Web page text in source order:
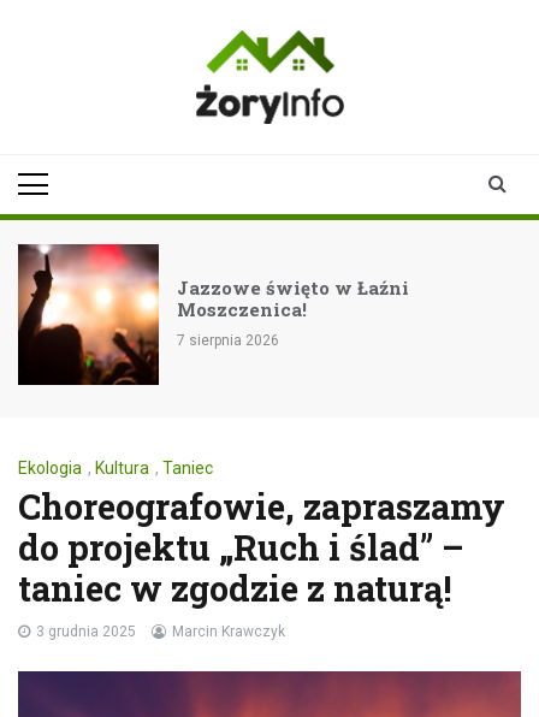
święto w Łaźni
Ekologia , Kultura , Taniec
Choreografowie, zapraszamy
do projektu „Ruch i ślad” –
taniec w zgodzie z naturą!
3 grudnia 2025 Marcin Krawczyk